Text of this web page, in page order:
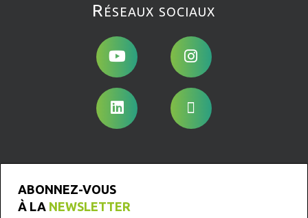
Réseaux sociaux
ABONNEZ-VOUS
À LA NEWSLETTER